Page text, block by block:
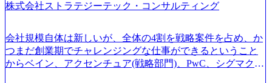
についてご連絡させていただきます。 ● 一日で最終面接ま
合、後日面接や面談のお時間をいただく場合がございます
● 面接、条件面談それぞれ最大1時間を想定しております ・
実施前日までに日程およびURLを共有させていただきます
・面接および条件面談ともに、どの時間開始となってもご
株式会社ストラテジーテック・コンサルティング
会社規模自体は新しいが、全体の4割を戦略案件を占め、か
つまだ創業期でチャレンジングな仕事ができるということ
からベイン、アクセンチュア(戦略部門)、PwC、シグマクシ